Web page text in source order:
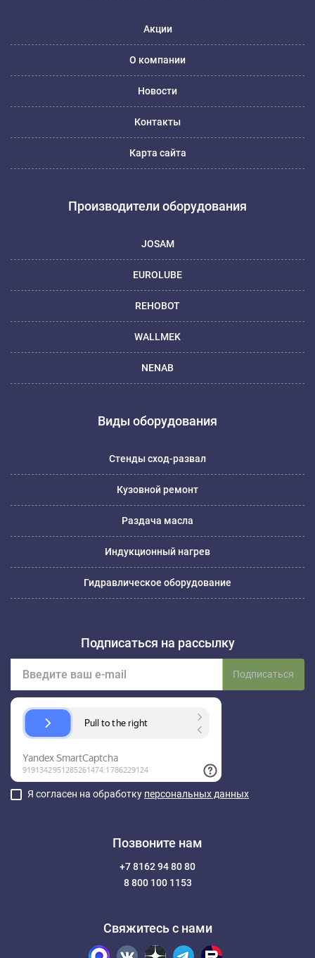
Акции
О компании
Новости
Контакты
Карта сайта
Производители оборудования
JOSAM
EUROLUBE
REHOBOT
WALLMEK
NENAB
Виды оборудования
Стенды сход-развал
Кузовной ремонт
Раздача масла
Индукционный нагрев
Гидравлическое оборудование
Подписаться на рассылку
Подписаться
Я согласен на обработку персональных данных
Позвоните нам
+7 8162 94 80 80
8 800 100 1153
Свяжитесь с нами